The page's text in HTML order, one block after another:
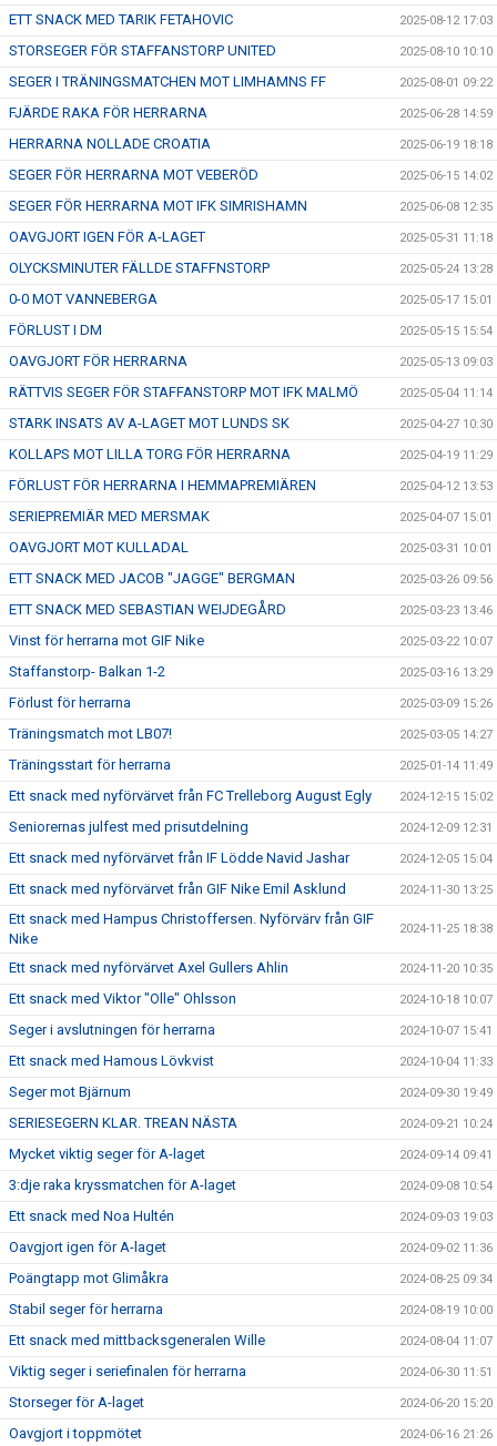
ETT SNACK MED TARIK FETAHOVIC 2025-08-12 17:03
STORSEGER FÖR STAFFANSTORP UNITED 2025-08-10 10:10
SEGER I TRÄNINGSMATCHEN MOT LIMHAMNS FF 2025-08-01 09:22
FJÄRDE RAKA FÖR HERRARNA 2025-06-28 14:59
HERRARNA NOLLADE CROATIA 2025-06-19 18:18
SEGER FÖR HERRARNA MOT VEBERÖD 2025-06-15 14:02
SEGER FÖR HERRARNA MOT IFK SIMRISHAMN 2025-06-08 12:35
OAVGJORT IGEN FÖR A-LAGET 2025-05-31 11:18
OLYCKSMINUTER FÄLLDE STAFFNSTORP 2025-05-24 13:28
0-0 MOT VANNEBERGA 2025-05-17 15:01
FÖRLUST I DM 2025-05-15 15:54
OAVGJORT FÖR HERRARNA 2025-05-13 09:03
RÄTTVIS SEGER FÖR STAFFANSTORP MOT IFK MALMÖ 2025-05-04 11:14
STARK INSATS AV A-LAGET MOT LUNDS SK 2025-04-27 10:30
KOLLAPS MOT LILLA TORG FÖR HERRARNA 2025-04-19 11:29
FÖRLUST FÖR HERRARNA I HEMMAPREMIÄREN 2025-04-12 13:53
SERIEPREMIÄR MED MERSMAK 2025-04-07 15:01
OAVGJORT MOT KULLADAL 2025-03-31 10:01
ETT SNACK MED JACOB "JAGGE" BERGMAN 2025-03-26 09:56
ETT SNACK MED SEBASTIAN WEIJDEGÅRD 2025-03-23 13:46
Vinst för herrarna mot GIF Nike 2025-03-22 10:07
Staffanstorp- Balkan 1-2 2025-03-16 13:29
Förlust för herrarna 2025-03-09 15:26
Träningsmatch mot LB07! 2025-03-05 14:27
Träningsstart för herrarna 2025-01-14 11:49
Ett snack med nyförvärvet från FC Trelleborg August Egly 2024-12-15 15:02
Seniorernas julfest med prisutdelning 2024-12-09 12:31
Ett snack med nyförvärvet från IF Lödde Navid Jashar 2024-12-05 15:04
Ett snack med nyförvärvet från GIF Nike Emil Asklund 2024-11-30 13:25
Ett snack med Hampus Christoffersen. Nyförvärv från GIF
Nike
2024-11-25 18:38
Ett snack med nyförvärvet Axel Gullers Ahlin 2024-11-20 10:35
Ett snack med Viktor "Olle" Ohlsson 2024-10-18 10:07
Seger i avslutningen för herrarna 2024-10-07 15:41
Ett snack med Hamous Lövkvist 2024-10-04 11:33
Seger mot Bjärnum 2024-09-30 19:49
SERIESEGERN KLAR. TREAN NÄSTA 2024-09-21 10:24
Mycket viktig seger för A-laget 2024-09-14 09:41
3:dje raka kryssmatchen för A-laget 2024-09-08 10:54
Ett snack med Noa Hultén 2024-09-03 19:03
Oavgjort igen för A-laget 2024-09-02 11:36
Poängtapp mot Glimåkra 2024-08-25 09:34
Stabil seger för herrarna 2024-08-19 10:00
Ett snack med mittbacksgeneralen Wille 2024-08-04 11:07
Viktig seger i seriefinalen för herrarna 2024-06-30 11:51
Storseger för A-laget 2024-06-20 15:20
Oavgjort i toppmötet 2024-06-16 21:26